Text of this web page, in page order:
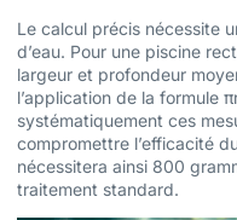
Le calcul précis nécessite
d’eau. Pour une piscine
largeur et profondeur
l’application de la formule
systématiquement ces
compromettre l’efficacité
nécessitera ainsi 800
traitement standard.